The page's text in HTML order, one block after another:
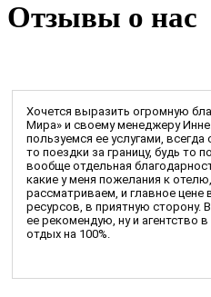
Отзывы о нас
Хочется выразить огромную
Мира» и своему менеджеру
пользуемся ее услугами,
то поездки за границу, будь то
вообще отдельная
какие у меня пожелания к
рассматриваем, и главное цене
ресурсов, в приятную
ее рекомендую, ну и агентство
отдых на 100%.